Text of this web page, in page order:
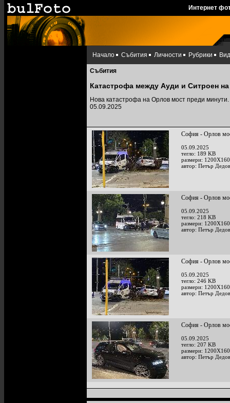
Интернет
Начало Събития Личности Рубрики
Събития
Катастрофа между Ауди и Ситроен
Нова катастрофа на Орлов мост преди
05.09.2025
София - Орлов
05.09.2025
тегло: 189 KB
размери:
автор: Петър Дедов
София - Орлов
05.09.2025
тегло: 218 KB
размери:
автор: Петър Дедов
София - Орлов
05.09.2025
тегло: 246 KB
размери:
автор: Петър Дедов
София - Орлов
05.09.2025
тегло: 207 KB
размери:
автор: Петър Дедов